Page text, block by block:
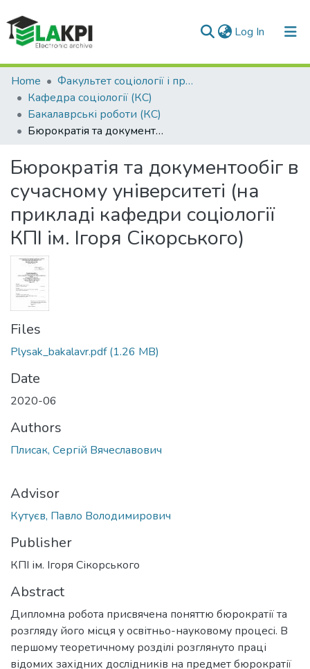
Log In (current)
Communities & Collections
All of DSpace
Statistics
Home
Факультет соціології і права (ФСП)
Кафедра соціології (КС)
Бакалаврські роботи (КС)
Бюрократія та документообіг в сучасному університеті (на прикладі кафедри соціології КПІ ім. Ігоря Сікорського)
Бюрократія та документообіг в
сучасному університеті (на
прикладі кафедри соціології
КПІ ім. Ігоря Сікорського)
Files
Plysak_bakalavr.pdf(1.26 MB)
Date
2020-06
Authors
Плисак, Сергій Вячеславович
Advisor
Кутуєв, Павло Володимирович
Publisher
КПІ ім. Ігоря Сікорського
Abstract
Дипломна робота присвячена поняттю бюрократії та
розгляду його місця у освітньо-науковому процесі. В
першому теоретичному розділі розглянуто праці
відомих західних дослідників на предмет бюрократії